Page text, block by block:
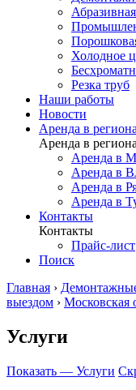
Холодное
Резка труб
Наши работы
Новости
Аренда в
Аренда в
Аренда в
Аренда в
Аренда в
Аренда в
Контакты
Контакты
Прайс-лист
Поиск
Главная ›
выездом › Московская
Услуги
Показать — Услуги